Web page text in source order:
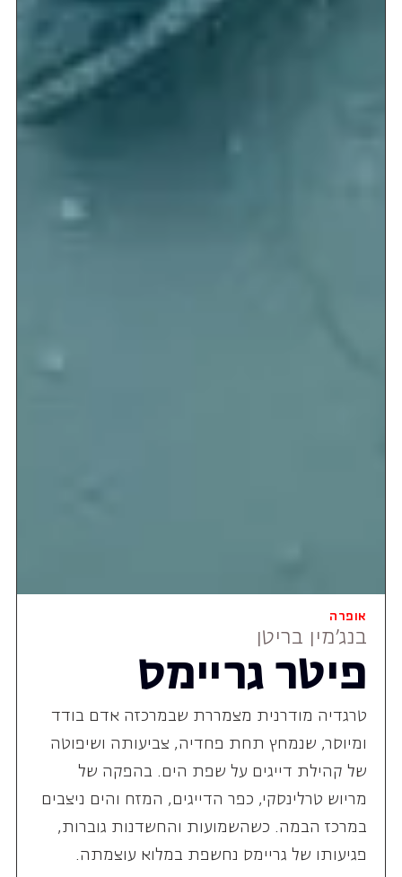
אופרה
בנג'מין בריטן
פיטר גריימס
טרגדיה מודרנית מצמררת שבמרכזה אדם בודד
ומיוסר, שנמחץ תחת פחדיה, צביעותה ושיפוטה
של קהילת דייגים על שפת הים. בהפקה של
מריוש טרלינסקי, כפר הדייגים, המזח והים ניצבים
במרכז הבמה. כשהשמועות והחשדנות גוברות,
פגיעותו של גריימס נחשפת במלוא עוצמתה.